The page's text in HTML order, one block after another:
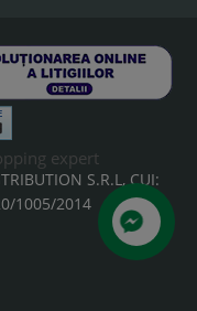
S.R.L, CUI:
1005/2014